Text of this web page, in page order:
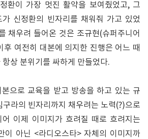
환이 가장 멋진 활약을 보여줬었고, 그
가 신정환의 빈자리를 채워줘 가고 있었
채우려 들어온 것은 조규현(슈퍼주니어
후 여전히 대본에 의지한 진행은 어느 때
상 분위기를 싸하게 만들었다.
으로 교육을 받고 방송을 하고 있는 규
라의 빈자리까지 채우려는 노력(?)으로
어 이제 이미지가 흐려질 때로 흐려지는
이 아닌 <라디오스타> 자체의 이미지까